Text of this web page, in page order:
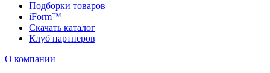
Подборки товаров
iForm™
Скачать каталог
Клуб партнеров
О компании